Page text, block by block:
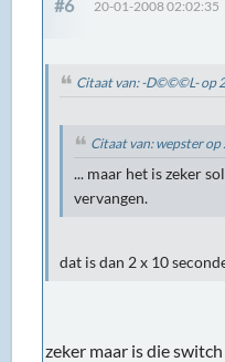
#6 20-01-2008 02:02:35
Citaat van: -D©©©L- op
Citaat van: wepster
... maar het is zeker
vervangen.
dat is dan 2 x 10
zeker maar is die